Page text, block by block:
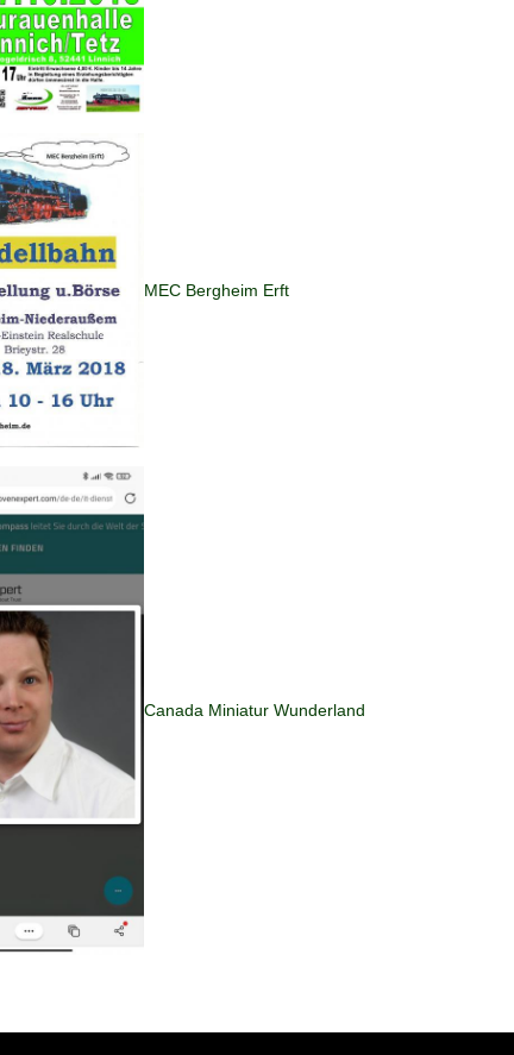
MEC Bergheim Erft
Canada Miniatur Wunderland